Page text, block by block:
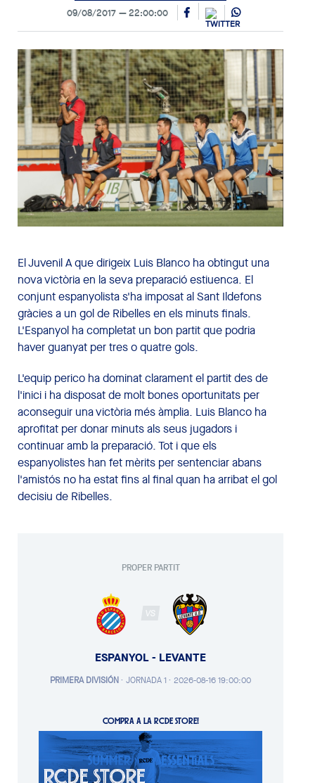
09/08/2017 22:00:00
El Juvenil A que dirigeix Luis Blanco ha obtingut una
nova victòria en la seva preparació estiuenca. El
conjunt espanyolista s'ha imposat al Sant Ildefons
gràcies a un gol de Ribelles en els minuts finals.
L'Espanyol ha completat un bon partit que podria
haver guanyat per tres o quatre gols.
L'equip perico ha dominat clarament el partit des de
l'inici i ha disposat de molt bones oportunitats per
aconseguir una victòria més àmplia. Luis Blanco ha
aprofitat per donar minuts als seus jugadors i
continuar amb la preparació. Tot i que els
espanyolistes han fet mèrits per sentenciar abans
l'amistós no ha estat fins al final quan ha arribat el gol
decisiu de Ribelles.
PROPER PARTIT
VS
ESPANYOL - LEVANTE
PRIMERA DIVISIÓN· JORNADA 1 · 2026-08-16 19:00:00
COMPRA A LA RCDE STORE!